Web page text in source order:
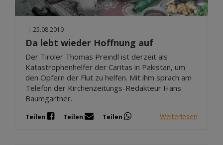
| 25.08.2010
Da lebt wieder Hoffnung auf
Der Tiroler Thomas Preindl ist derzeit als
Katastrophenhelfer der Caritas in Pakistan, um
den Opfern der Flut zu helfen. Mit ihm sprach am
Telefon der Kirchenzeitungs-Redakteur Hans
Baumgartner.
Teilen Teilen Teilen Weiterlesen